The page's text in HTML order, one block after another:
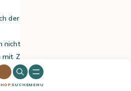
SUCHEMENU
der Kaffee vollständig aufgelöst
nicht aromatisiert ist, schmecken
Zucker, Milch oder Sahne ab.
Kaffees und die